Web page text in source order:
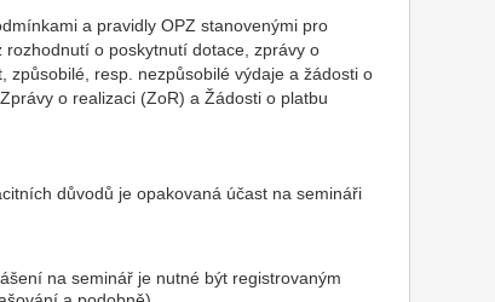
a pravidly OPZ stanovenými pro
o poskytnutí dotace, zprávy o
způsobilé, resp. nezpůsobilé výdaje a žádosti o
o realizaci (ZoR) a Žádosti o platbu
důvodů je opakovaná účast na semináři
na seminář je nutné být registrovaným